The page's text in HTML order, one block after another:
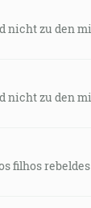
nicht zu den
nicht zu den
filhos